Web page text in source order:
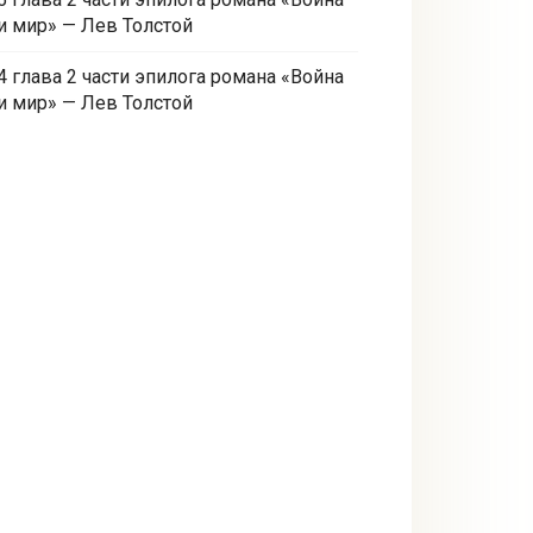
мир» — Лев Толстой
глава 2 части эпилога романа «Война
мир» — Лев Толстой